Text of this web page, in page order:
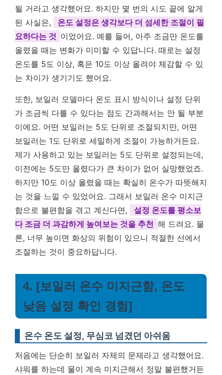
될 거라고 생각했어요. 하지만 몇 번의 시도 끝에 알게
된 사실은,
온도 설정은 생각보다 더 섬세한 조절이 필
요하다는 것 이었어요. 예를 들어, 아주 조금만 온도를
올렸을 때는 변화가 미미할 수 있답니다. 때로는 설정
온도를 5도 이상, 혹은 10도 이상 올려야 체감할 수 있
는 차이가 생기기도 했어요.
또한, 보일러 모델마다 온도 표시 방식이나 설정 단위
가 조금씩 다를 수 있다는 점도 간과해서는 안 될 부분
이에요. 어떤 보일러는 5도 단위로 조절되지만, 어떤
보일러는 1도 단위로 세밀하게 조절이 가능하거든요.
제가 사용하고 있는 보일러는 5도 단위로 설정되는데,
이전에는 5도만 올렸다가 큰 차이가 없어 실망했었죠.
하지만 10도 이상 올렸을 때는 확실히 온수가 따뜻해지
는 것을 느낄 수 있었어요. 그래서 보일러 온수 미지근
함으로 불편함을 겪고 계신다면,
설정 온도를 평소보
다 조금 더 과감하게 높여보는 것을 추천 해 드려요. 물
론, 너무 높이면 화상의 위험이 있으니 적절한 선에서
조절하는 것이 중요하답니다.
4. [보일러 온수 미지근함, 온도
낮음 설정 확인 경험]
온수 온도 설정, 무심코 넘겼던 아쉬움
처음에는 단순히 보일러 자체의 문제라고 생각했어요.
샤워를 하는데 물이 계속 미지근해서 정말 불편했거든